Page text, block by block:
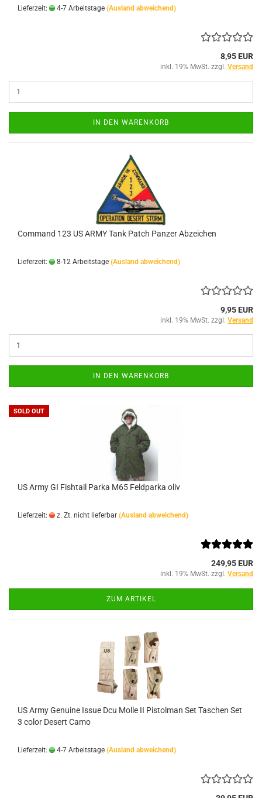
Lieferzeit: 4-7 Arbeitstage (Ausland abweichend)
8,95 EUR
inkl. 19% MwSt. zzgl. Versand
IN DEN WARENKORB
Command 123 US ARMY Tank Patch Panzer Abzeichen
Lieferzeit: 8-12 Arbeitstage (Ausland abweichend)
9,95 EUR
inkl. 19% MwSt. zzgl. Versand
IN DEN WARENKORB
SOLD OUT
US Army GI Fishtail Parka M65 Feldparka oliv
Lieferzeit: z. Zt. nicht lieferbar (Ausland abweichend)
249,95 EUR
inkl. 19% MwSt. zzgl. Versand
ZUM ARTIKEL
US Army Genuine Issue Dcu Molle II Pistolman Set Taschen Set
3 color Desert Camo
Lieferzeit: 4-7 Arbeitstage (Ausland abweichend)